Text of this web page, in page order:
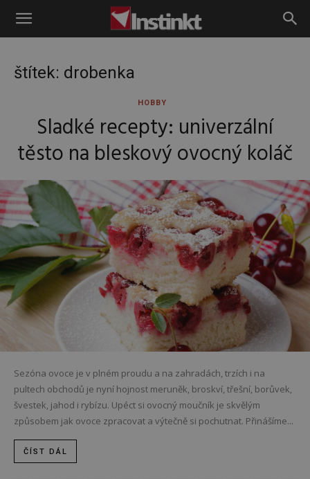
Instinkt
štítek: drobenka
HOBBY
Sladké recepty: univerzální
těsto na bleskový ovocný koláč
Sezóna ovoce je v plném proudu a na zahradách, trzích i na
pultech obchodů je nyní hojnost meruněk, broskví, třešní, borůvek,
švestek, jahod i rybízu. Upéct si ovocný moučník je skvělým
způsobem jak ovoce zpracovat a výtečně si pochutnat. Přinášíme...
ČÍST DÁL